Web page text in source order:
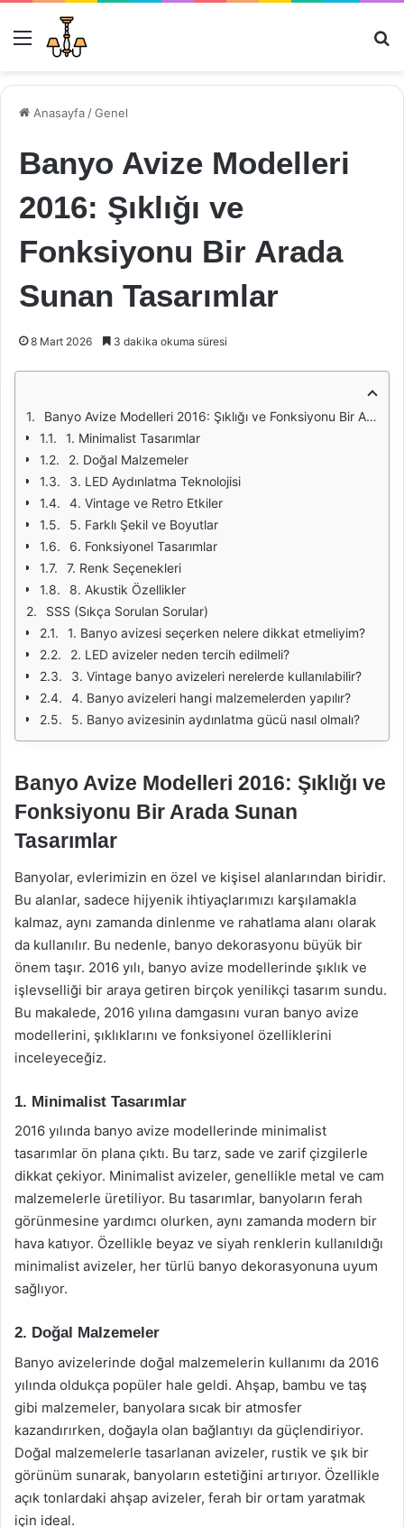
Menü
Anasayfa /Genel
Banyo Avize Modelleri
2016: Şıklığı ve
Fonksiyonu Bir Arada
Sunan Tasarımlar
8 Mart 2026 3 dakika okuma süresi
Banyo Avize Modelleri 2016: Şıklığı ve Fonksiyonu Bir Arada Sunan Tasarımlar
1. Minimalist Tasarımlar
2. Doğal Malzemeler
3. LED Aydınlatma Teknolojisi
4. Vintage ve Retro Etkiler
5. Farklı Şekil ve Boyutlar
6. Fonksiyonel Tasarımlar
7. Renk Seçenekleri
8. Akustik Özellikler
SSS (Sıkça Sorulan Sorular)
1. Banyo avizesi seçerken nelere dikkat etmeliyim?
2. LED avizeler neden tercih edilmeli?
3. Vintage banyo avizeleri nerelerde kullanılabilir?
4. Banyo avizeleri hangi malzemelerden yapılır?
5. Banyo avizesinin aydınlatma gücü nasıl olmalı?
Banyo Avize Modelleri 2016: Şıklığı ve
Fonksiyonu Bir Arada Sunan
Tasarımlar
Banyolar, evlerimizin en özel ve kişisel alanlarından biridir.
Bu alanlar, sadece hijyenik ihtiyaçlarımızı karşılamakla
kalmaz, aynı zamanda dinlenme ve rahatlama alanı olarak
da kullanılır. Bu nedenle, banyo dekorasyonu büyük bir
önem taşır. 2016 yılı, banyo avize modellerinde şıklık ve
işlevselliği bir araya getiren birçok yenilikçi tasarım sundu.
Bu makalede, 2016 yılına damgasını vuran banyo avize
modellerini, şıklıklarını ve fonksiyonel özelliklerini
inceleyeceğiz.
1. Minimalist Tasarımlar
2016 yılında banyo avize modellerinde minimalist
tasarımlar ön plana çıktı. Bu tarz, sade ve zarif çizgilerle
dikkat çekiyor. Minimalist avizeler, genellikle metal ve cam
malzemelerle üretiliyor. Bu tasarımlar, banyoların ferah
görünmesine yardımcı olurken, aynı zamanda modern bir
hava katıyor. Özellikle beyaz ve siyah renklerin kullanıldığı
minimalist avizeler, her türlü banyo dekorasyonuna uyum
sağlıyor.
2. Doğal Malzemeler
Banyo avizelerinde doğal malzemelerin kullanımı da 2016
yılında oldukça popüler hale geldi. Ahşap, bambu ve taş
gibi malzemeler, banyolara sıcak bir atmosfer
kazandırırken, doğayla olan bağlantıyı da güçlendiriyor.
Doğal malzemelerle tasarlanan avizeler, rustik ve şık bir
görünüm sunarak, banyoların estetiğini artırıyor. Özellikle
açık tonlardaki ahşap avizeler, ferah bir ortam yaratmak
için ideal.